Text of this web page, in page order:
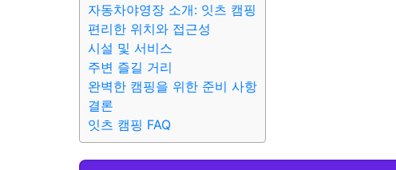
자동차야영장 소개: 잇츠 캠핑
편리한 위치와 접근성
시설 및 서비스
주변 즐길 거리
완벽한 캠핑을 위한 준비 사항
결론
잇츠 캠핑 FAQ